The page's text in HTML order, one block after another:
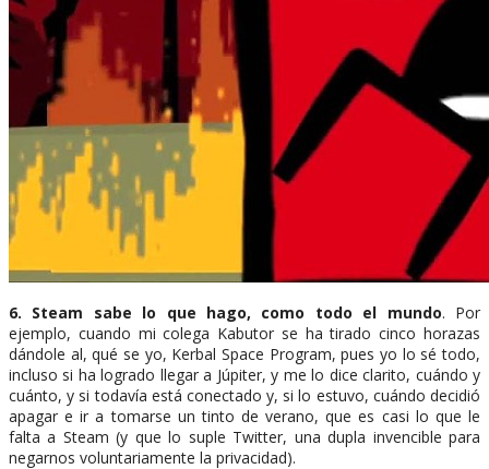
6. Steam sabe lo que hago, como todo el mundo. Por
ejemplo, cuando mi colega Kabutor se ha tirado cinco horazas
dándole al, qué se yo, Kerbal Space Program, pues yo lo sé todo,
incluso si ha logrado llegar a Júpiter, y me lo dice clarito, cuándo y
cuánto, y si todavía está conectado y, si lo estuvo, cuándo decidió
apagar e ir a tomarse un tinto de verano, que es casi lo que le
falta a Steam (y que lo suple Twitter, una dupla invencible para
negarnos voluntariamente la privacidad).